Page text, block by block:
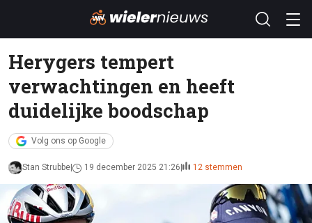
Herygers tempert
verwachtingen en heeft
duidelijke boodschap
Volg ons op Google
Stan Strubbe 19 december 2025 21:26 12 stemmen